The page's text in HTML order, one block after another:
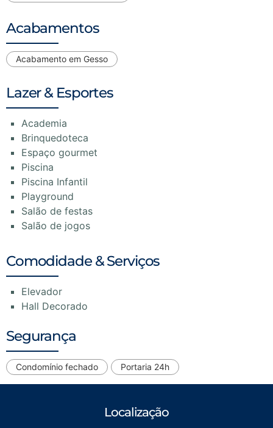
Acabamentos
Acabamento em Gesso
Lazer & Esportes
Academia
Brinquedoteca
Espaço gourmet
Piscina
Piscina Infantil
Playground
Salão de festas
Salão de jogos
Comodidade & Serviços
Elevador
Hall Decorado
Segurança
Condomínio fechado Portaria 24h
Localização